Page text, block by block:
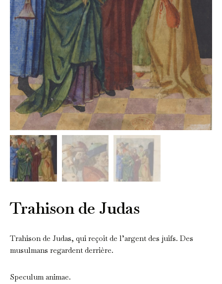
Trahison de Judas
Trahison de Judas, qui reçoit de l’argent des juifs. Des
musulmans regardent derrière.
Speculum animae.